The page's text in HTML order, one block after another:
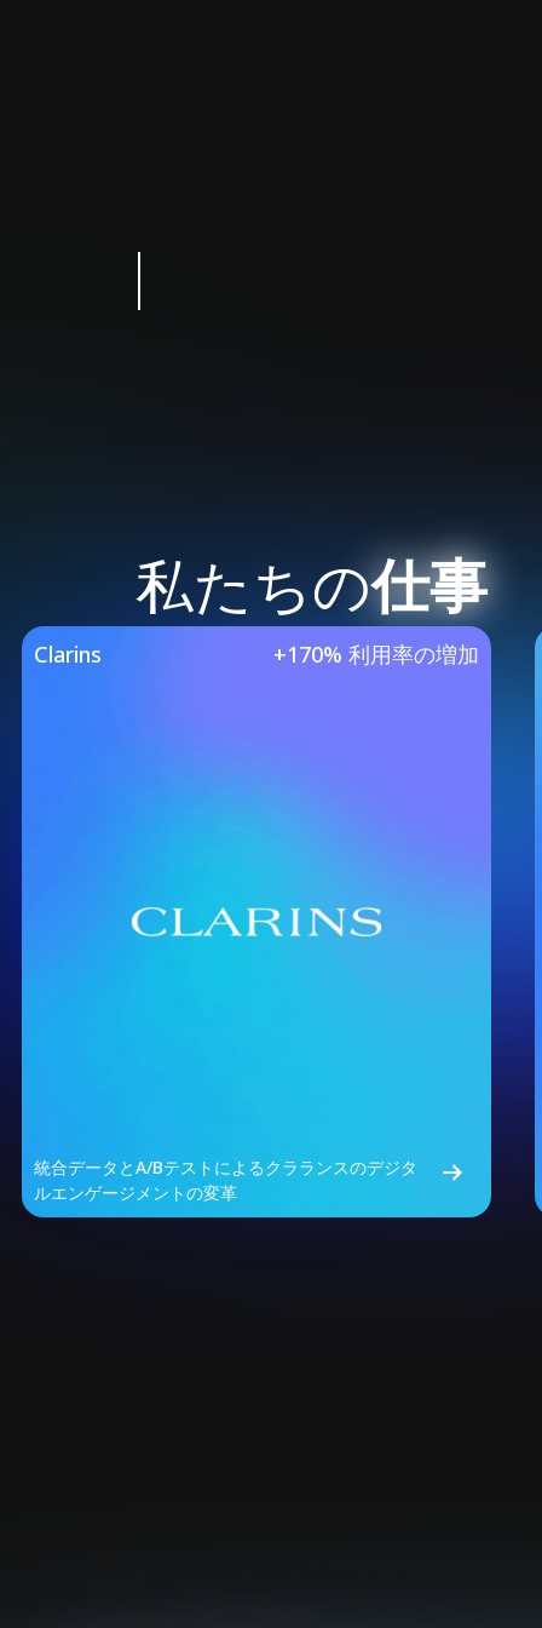
私たちの仕事
Our Featured Case
Clarins +170% 利用率の増加
統合データとA/Bテストによるクラランスのデジタ
ルエンゲージメントの変革